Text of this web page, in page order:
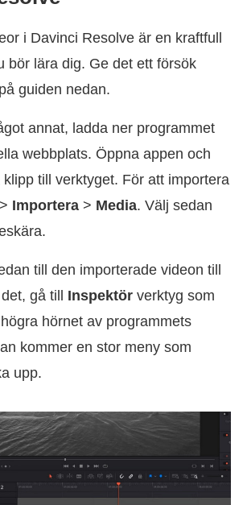
i Davinci Resolve är en kraftfull
bör lära dig. Ge det ett försök
guiden nedan.
annat, ladda ner programmet
webbplats. Öppna appen och
klipp till verktyget. För att importera
> Importera > Media. Välj sedan
till den importerade videon till
gå till Inspektör verktyg som
hörnet av programmets
kommer en stor meny som
upp.